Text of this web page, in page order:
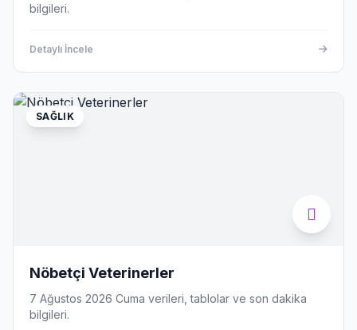
bilgileri.
Detaylı İncele
SAĞLIK
Nöbetçi Veterinerler
7 Ağustos 2026 Cuma verileri, tablolar ve son dakika
bilgileri.